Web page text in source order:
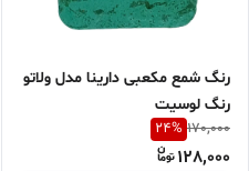
رنگ شمع مکعبی دارینا مدل ولاتو
رنگ لوسیت
170,000
24%
128,000